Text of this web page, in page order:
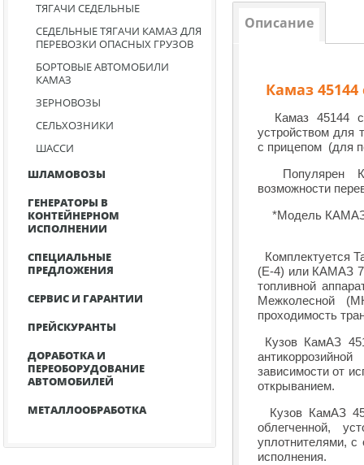
ТЯГАЧИ СЕДЕЛЬНЫЕ
СЕДЕЛЬНЫЕ ТЯГАЧИ КАМАЗ ДЛЯ
ПЕРЕВОЗКИ ОПАСНЫХ ГРУЗОВ
БОРТОВЫЕ АВТОМОБИЛИ
КАМАЗ
ЗЕРНОВОЗЫ
CЕЛЬХОЗНИКИ
ШАССИ
ШЛАМОВОЗЫ
ГЕНЕРАТОРЫ В
КОНТЕЙНЕРНОМ
ИСПОЛНЕНИИ
СПЕЦИАЛЬНЫЕ
ПРЕДЛОЖЕНИЯ
СЕРВИС И ГАРАНТИИ
ПРЕЙСКУРАНТЫ
ДОРАБОТКА И
ПЕРЕОБОРУДОВАНИЕ
АВТОМОБИЛЕЙ
МЕТАЛЛООБРАБОТКА
Описание
Камаз
Камаз 45144
устройством для
с прицепом (для
Популярен
возможности
*Модель КАМАЗ
Комплектуется
(Е-4) или КАМАЗ
топливной
Межколесной
проходимость
Кузов КамАЗ
зависимости от
открыванием.
Кузов КамАЗ
облегченной,
уплотнителями,
исполнения.